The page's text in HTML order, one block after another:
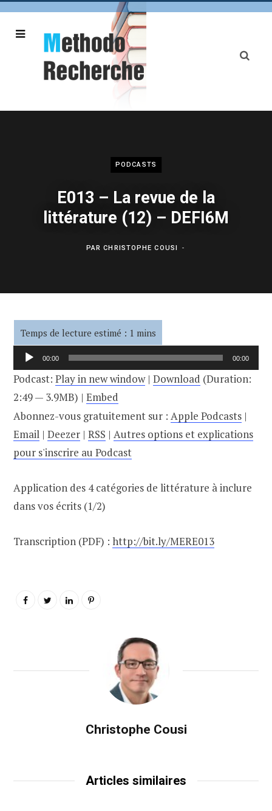
PODCASTS
E013 – La revue de la
littérature (12) – DEFI6M
PARCHRISTOPHE COUSI
Lecteur
audio
00:00 00:00
Podcast: Play in new window| Download (Duration:
2:49 — 3.9MB) | Embed
Abonnez-vous gratuitement sur : Apple Podcasts |
Email | Deezer | RSS | Autres options et explications
pour s'inscrire au Podcast
Application des 4 catégories de littérature à inclure
dans vos écrits (1/2)
Transcription (PDF) : http://bit.ly/MERE013
Christophe Cousi
Articles similaires